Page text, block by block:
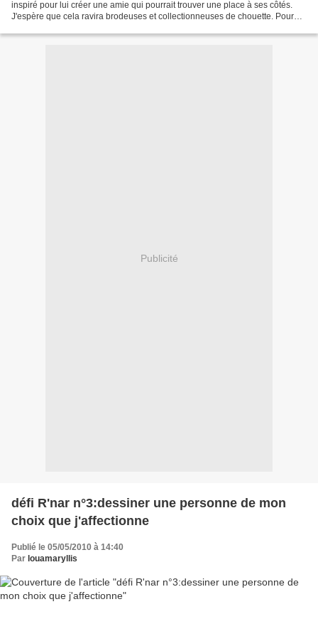
inspiré pour lui créer une amie qui pourrait trouver une place à ses côtés.
J'espère que cela ravira brodeuses et collectionneuses de chouette. Pour
Publicité
défi R'nar n°3:dessiner une personne de mon
choix que j'affectionne
Publié le 05/05/2010 à 14:40
Par louamaryllis